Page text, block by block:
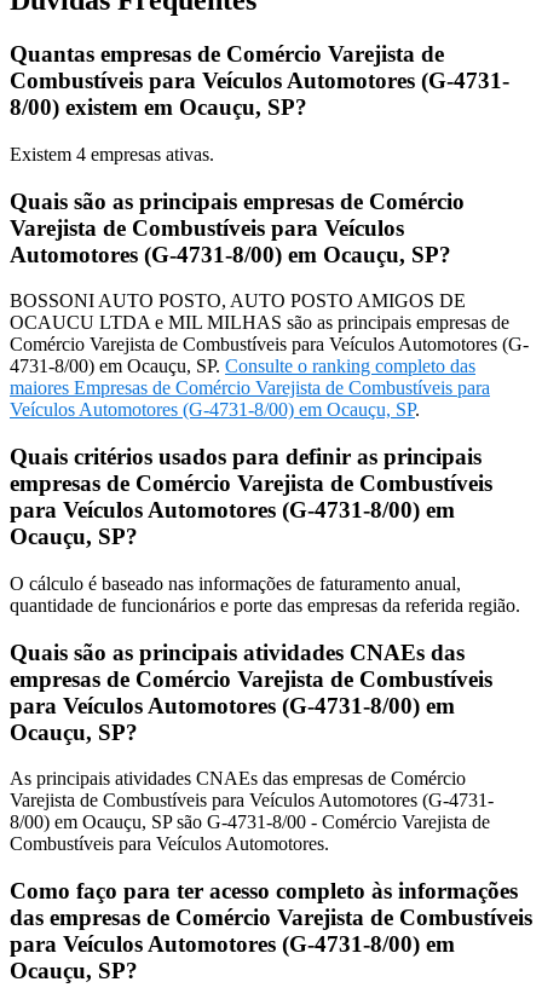
Quantas empresas de Comércio Varejista de
Combustíveis para Veículos Automotores (G-4731-
8/00) existem em Ocauçu, SP?
Existem 4 empresas ativas.
Quais são as principais empresas de Comércio
Varejista de Combustíveis para Veículos
Automotores (G-4731-8/00) em Ocauçu, SP?
BOSSONI AUTO POSTO, AUTO POSTO AMIGOS DE
OCAUCU LTDA e MIL MILHAS são as principais empresas de
Comércio Varejista de Combustíveis para Veículos Automotores (G-
4731-8/00) em Ocauçu, SP. Consulte o ranking completo das
maiores Empresas de Comércio Varejista de Combustíveis para
Veículos Automotores (G-4731-8/00) em Ocauçu, SP.
Quais critérios usados para definir as principais
empresas de Comércio Varejista de Combustíveis
para Veículos Automotores (G-4731-8/00) em
Ocauçu, SP?
O cálculo é baseado nas informações de faturamento anual,
quantidade de funcionários e porte das empresas da referida região.
Quais são as principais atividades CNAEs das
empresas de Comércio Varejista de Combustíveis
para Veículos Automotores (G-4731-8/00) em
Ocauçu, SP?
As principais atividades CNAEs das empresas de Comércio
Varejista de Combustíveis para Veículos Automotores (G-4731-
8/00) em Ocauçu, SP são G-4731-8/00 - Comércio Varejista de
Combustíveis para Veículos Automotores.
Como faço para ter acesso completo às informações
das empresas de Comércio Varejista de Combustíveis
para Veículos Automotores (G-4731-8/00) em
Ocauçu, SP?